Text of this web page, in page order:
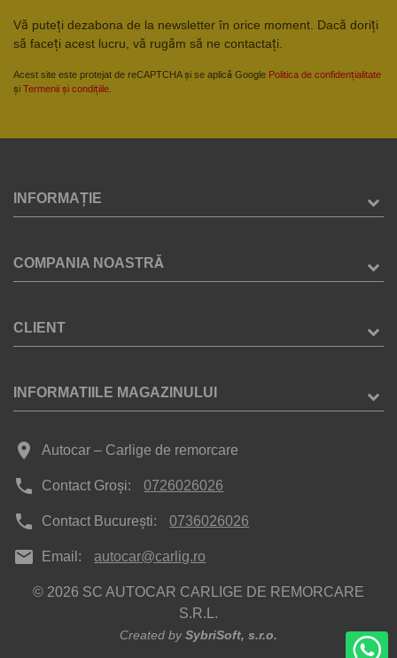
Vă puteți dezabona de la newsletter în orice moment. Dacă doriți
să faceți acest lucru, vă rugăm să ne contactați.
Acest site este protejat de reCAPTCHA și se aplică Google Politica de confidențialitate
și Termenii și condițiile
INFORMAȚIE
COMPANIA NOASTRĂ
CLIENT
INFORMATIILE MAGAZINULUI
place Autocar – Carlige de remorcare
phone Contact Groși: 0726026026
phone Contact București: 0736026026
mail Email: autocar@carlig.ro
© 2026 SC AUTOCAR CARLIGE DE REMORCARE
S.R.L.
Created bySybriSoft, s.r.o.